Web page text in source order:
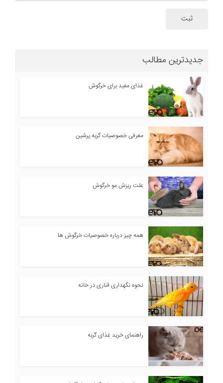
ثبت
جدیدترین مطالب
غذای مفید برای خرگوش
معرفی خصوصیات گربه پرشین
علت ریزش مو خرگوش
همه چیز درباره خصوصیات خرگوش ها
نحوه نگهداری قناری در خانه
راهنمای خرید غذای گربه